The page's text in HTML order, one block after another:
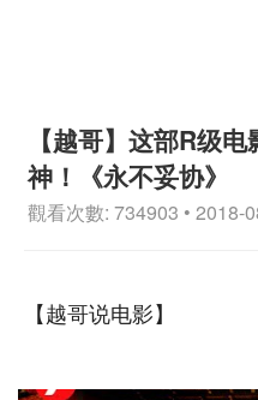
【越哥】这部R级
神！《永不妥协》
觀看次數: 734903 • 2018-
【越哥说电影】